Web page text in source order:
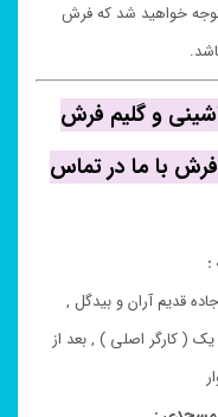
خواهید شد که فرش
و گلیم فرش
با ما در تماس
:
قدیم آران و بیدگل ,
( کارگر اصلی ) , بعد از